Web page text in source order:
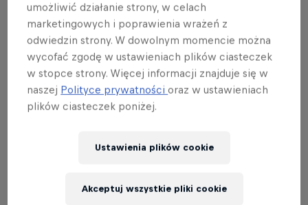
Bardzo przyjemne video z pobytu polskiego DC w
Sofii autorstwa Krzyśka Godka.
ekipy enjoi do Hiszpanii.
umożliwić działanie strony, w celach
marketingowych i poprawienia wrażeń z
odwiedzin strony. W dowolnym momencie można
wycofać zgodę w ustawieniach plików ciasteczek
w stopce strony. Więcej informacji znajduje się w
naszej Polityce prywatnościoraz w ustawieniach
plików ciasteczek poniżej.
Ustawienia plików cookie
Akceptuj wszystkie pliki cookie